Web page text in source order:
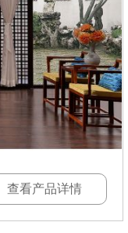
查看产品详情